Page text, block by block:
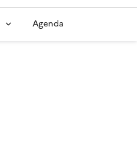
Agenda